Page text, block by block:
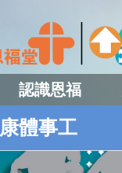
認識恩福
康體事工